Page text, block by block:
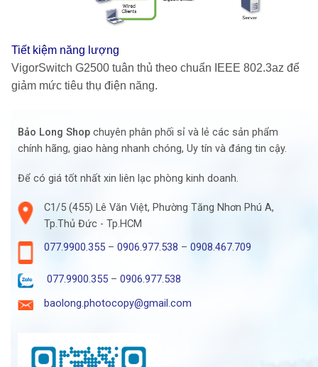
Tiết kiệm năng lượng
VigorSwitch G2500 tuân thủ theo chuẩn IEEE 802.3az để
giảm mức tiêu thụ điện năng.
Bảo Long Shop chuyên phân phối sỉ và lẻ các sản phẩm
chính hãng, giao hàng nhanh chóng, Uy tín và đáng tin cậy.
Để có giá tốt nhất xin liên lạc phòng kinh doanh.
C1/5 (455) Lê Văn Việt, Phường Tăng Nhơn Phú A,
Tp.Thủ Đức - Tp.HCM
077.9900.355– 0906.977.538 – 0908.467.709
077.9900.355– 0906.977.538
baolong.photocopy@gmail.com